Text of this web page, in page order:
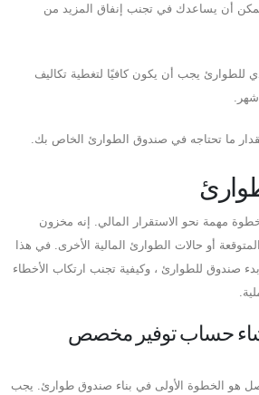
أن يساعدك في تجنب إنفاق المزيد من
للطوارئ يجب أن يكون كافيًا لتغطية تكاليف
ما تحتاجه في صندوق الطوارئ الخاص بك.
مهمة نحو الاستقرار المالي. إنه مخزون
أو حالات الطوارئ المالية الأخرى. في هذا
صندوق للطوارئ ، وكيفية تجنب ارتكاب الأخطاء
حساب توفير مخصص
هو الخطوة الأولى في بناء صندوق طوارئ. يجب